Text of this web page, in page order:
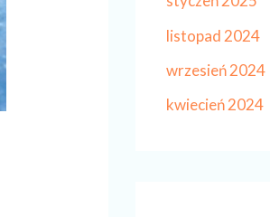
listopad 2024
wrzesień 2024
kwiecień 2024